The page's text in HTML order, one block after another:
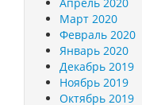
Март 2020
Февраль 2020
Январь 2020
Декабрь 2019
Ноябрь 2019
Октябрь 2019